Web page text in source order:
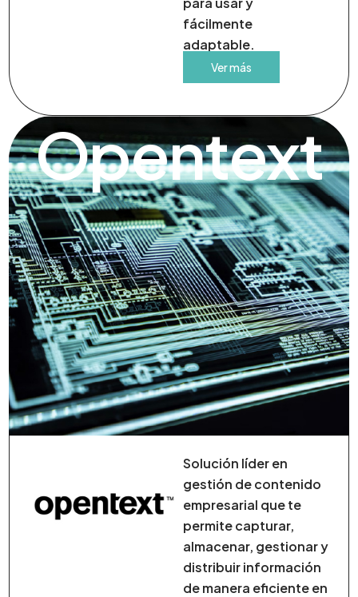
fácilmente
adaptable.
Ver más
Opentext
Solución líder en
gestión de contenido
empresarial que te
permite capturar,
almacenar, gestionar y
distribuir información
de manera eficiente en